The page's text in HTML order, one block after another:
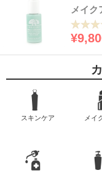
メイ
スキンケア メイ